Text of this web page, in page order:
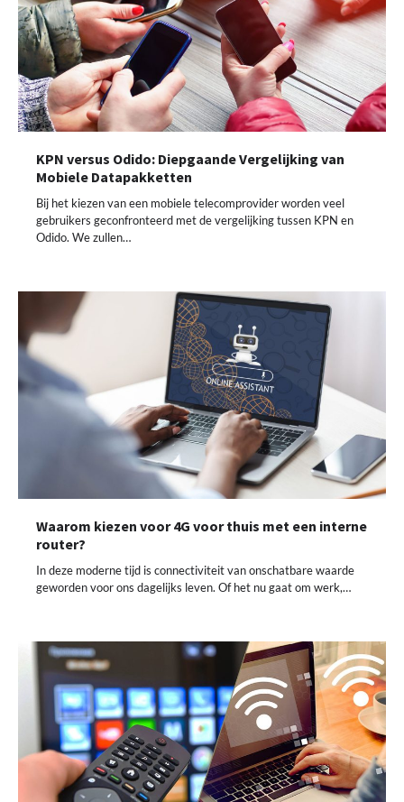
KPN versus Odido: Diepgaande Vergelijking van
Mobiele Datapakketten
Bij het kiezen van een mobiele telecomprovider worden veel
gebruikers geconfronteerd met de vergelijking tussen KPN en
Odido. We zullen…
Waarom kiezen voor 4G voor thuis met een interne
router?
In deze moderne tijd is connectiviteit van onschatbare waarde
geworden voor ons dagelijks leven. Of het nu gaat om werk,…